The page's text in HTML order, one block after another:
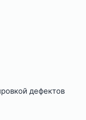
дефектов